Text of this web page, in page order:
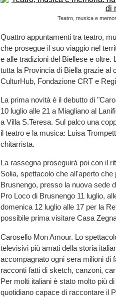
Teatro, musica e
Quattro appuntamenti tra teatro,
che prosegue il suo viaggio nel
e alle tradizioni del Biellese e
tutta la Provincia di Biella grazie al
CulturHub, Fondazione CRT e
La prima novità è il debutto di
10 luglio alle 21 a Miagliano al
a Villa S.Teresa. Sul palco una
il teatro e la musica: Luisa
chitarrista.
La rassegna proseguirà poi con il
Solia, spettacolo che all'aperto
Brusnengo, presso la nuova sede
Pro Loco di Brusnengo 11 luglio,
domenica 12 luglio alle 17 per la
possibile prima visitare Casa
Carosello Mon Amour. Lo
televisivi più amati della storia
accompagnato ogni sera milioni di
racconti fatti di sketch, canzoni,
Per molti italiani è stato molto più
quotidiano capace di raccontare il